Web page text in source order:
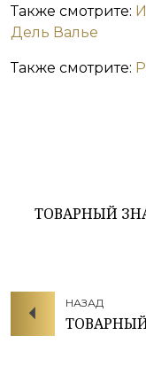
Также смотрите:
Дель Валье
Также смотрите:
НАЗАД
ТОВАРНЫЙ
ТОВАРНЫЙ